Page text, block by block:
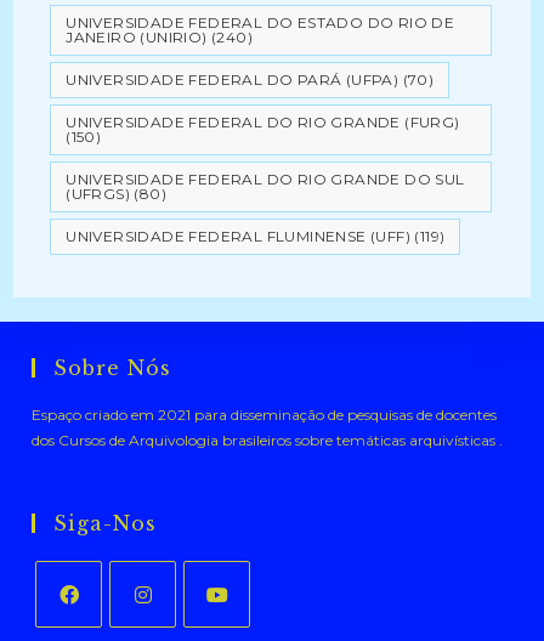
UNIVERSIDADE FEDERAL DO ESTADO DO RIO DE
JANEIRO (UNIRIO) (240)
UNIVERSIDADE FEDERAL DO PARÁ (UFPA) (70)
UNIVERSIDADE FEDERAL DO RIO GRANDE (FURG)
(150)
UNIVERSIDADE FEDERAL DO RIO GRANDE DO SUL
(UFRGS) (80)
UNIVERSIDADE FEDERAL FLUMINENSE (UFF) (119)
Sobre Nós
Espaço criado em 2021 para disseminação de pesquisas de docentes
dos Cursos de Arquivologia brasileiros sobre temáticas arquivísticas .
Siga-Nos